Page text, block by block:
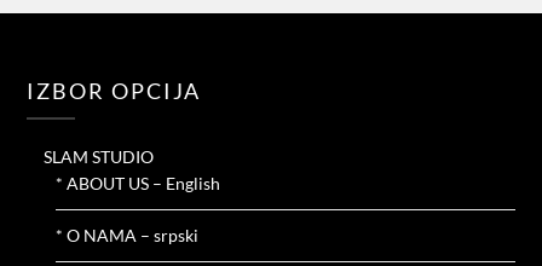
IZBOR OPCIJA
SLAM STUDIO
* ABOUT US – English
* O NAMA – srpski